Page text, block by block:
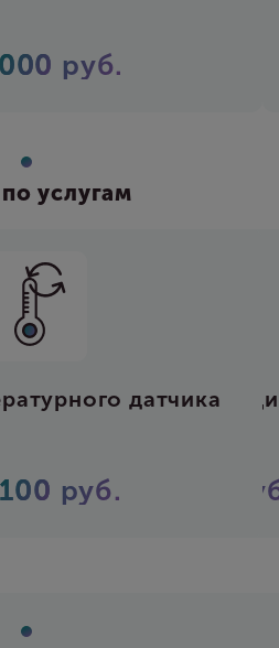
услугам
Установка